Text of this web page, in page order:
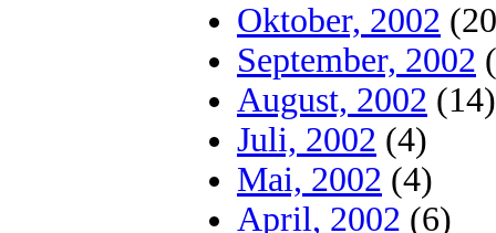
Oktober, 2002
September, 2002
August, 2002 (14)
Juli, 2002 (4)
Mai, 2002 (4)
April, 2002 (6)